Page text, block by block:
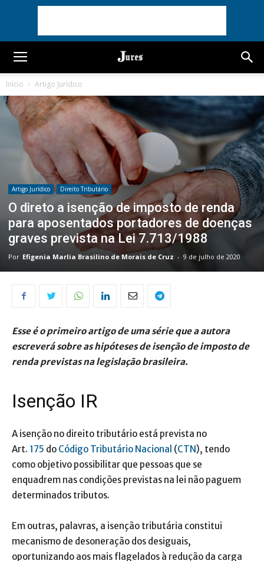
Início Artigo Jurídico
Artigo Jurídico Direito Tributário
O direto a isenção de imposto de renda
para aposentados portadores de doenças
graves prevista na Lei 7.713/1988
Por Efigenia Marlia Brasilino de Morais de Cruz - 9 de julho de 2020
Esse é o primeiro artigo de uma série que a autora
escreverá sobre as hipóteses de isenção de imposto de
renda previstas na legislação brasileira.
Isenção IR
A isenção no direito tributário está prevista no
Art. 175 do Código Tributário Nacional (CTN ), tendo
como objetivo possibilitar que pessoas que se
enquadrem nas condições previstas na lei não paguem
determinados tributos.
Em outras, palavras, a isenção tributária constitui
mecanismo de desoneração dos desiguais,
oportunizando aos mais flagelados à redução da carga